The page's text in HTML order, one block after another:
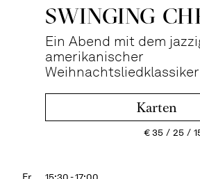
SWINGING
Ein Abend mit dem
amerikanischer
Weihnachtsliedklassiker
Karten
€35 25